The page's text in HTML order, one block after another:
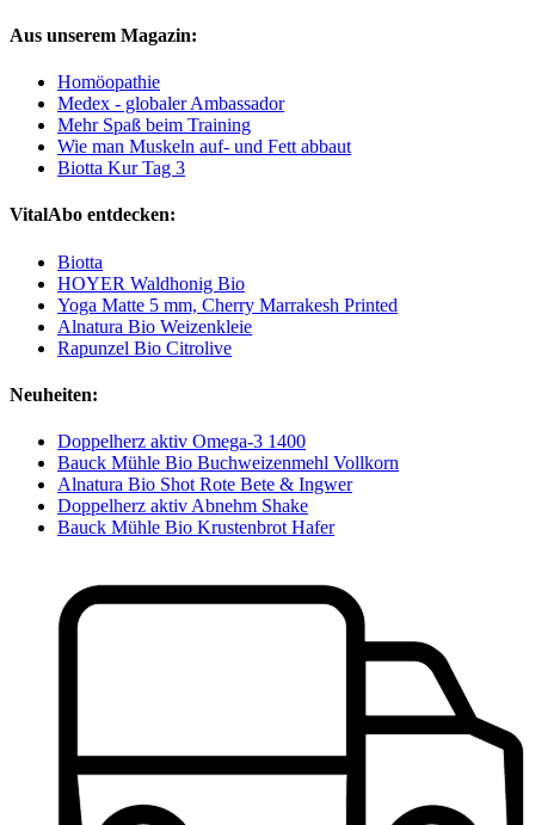
Aus unserem Magazin:
Homöopathie
Medex - globaler Ambassador
Mehr Spaß beim Training
Wie man Muskeln auf- und Fett abbaut
Biotta Kur Tag 3
VitalAbo entdecken:
Biotta
HOYER Waldhonig Bio
Yoga Matte 5 mm, Cherry Marrakesh Printed
Alnatura Bio Weizenkleie
Rapunzel Bio Citrolive
Neuheiten:
Doppelherz aktiv Omega-3 1400
Bauck Mühle Bio Buchweizenmehl Vollkorn
Alnatura Bio Shot Rote Bete & Ingwer
Doppelherz aktiv Abnehm Shake
Bauck Mühle Bio Krustenbrot Hafer